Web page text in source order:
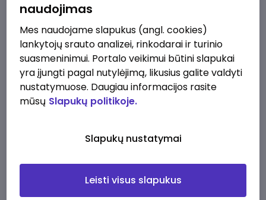
2610 - 3910 €/mėn.
prieš 1 d.
Veiklos užtikrinimo ir atitikties vyr. ekspertas
(-ė) (Kaunas) (Kaunas, LT)
naudojimas
Mes naudojame slapukus (angl. cookies)
lankytojų srauto analizei, rinkodarai ir turinio
suasmeninimui. Portalo veikimui būtini slapukai
yra įjungti pagal nutylėjimą, likusius galite valdyti
nustatymuose. Daugiau informacijos rasite
mūsų Slapukų politikoje.
Slapukų nustatymai
Leisti visus slapukus